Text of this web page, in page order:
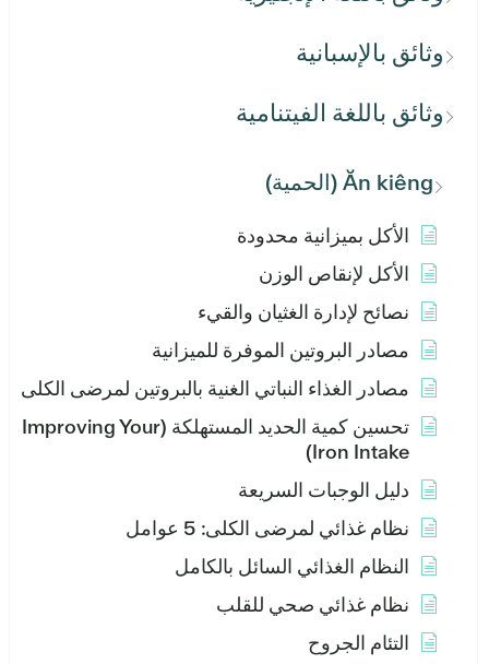
وثائق بالإسبانية
وثائق باللغة الفيتنامية
Ăn kiêng (الحمية)
الأكل بميزانية محدودة
الأكل لإنقاص الوزن
نصائح لإدارة الغثيان والقيء
مصادر البروتين الموفرة للميزانية
مصادر الغذاء النباتي الغنية بالبروتين لمرضى الكلى
تحسين كمية الحديد المستهلكة (Improving Your
Iron Intake)
دليل الوجبات السريعة
نظام غذائي لمرضى الكلى: 5 عوامل
النظام الغذائي السائل بالكامل
نظام غذائي صحي للقلب
التئام الجروح